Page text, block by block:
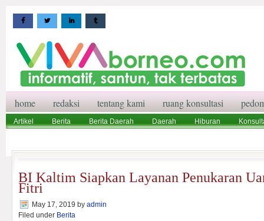
home redaksi tentang kami ruang konsultasi
Artikel Berita Berita Daerah Daerah Hiburan
BI Kaltim Siapkan Layanan Penukaran
Fitri
May 17, 2019 by admin
Filed under Berita